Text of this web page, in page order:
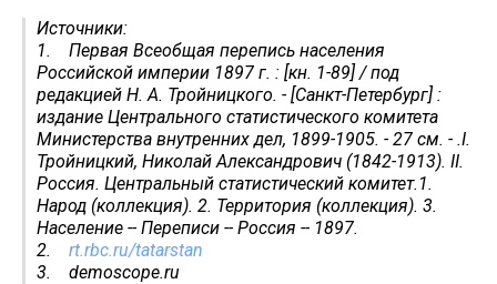
Источники:
1. Первая Всеобщая перепись населения
Российской империи 1897 г. : [кн. 1-89] / под
редакцией Н. А. Тройницкого. - [Санкт-Петербург] :
издание Центрального статистического комитета
Министерства внутренних дел, 1899-1905. - 27 см. - .I.
Тройницкий, Николай Александрович (1842-1913). II.
Россия. Центральный статистический комитет.1.
Народ (коллекция). 2. Территория (коллекция). 3.
Население -- Переписи -- Россия -- 1897.
2. rt.rbc.ru/tatarstan
3. demoscope.ru